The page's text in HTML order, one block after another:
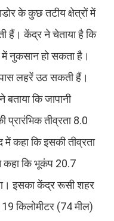
के कुछ तटीय क्षेत्रों में
हैं। केंद्र ने चेताया है कि
में नुकसान हो सकता है।
लहरें उठ सकती हैं।
कि जापानी
तीव्रता 8.0
में कहा कि इसकी तीव्रता
कहा कि भूकंप 20.7
इसका केंद्र रूसी शहर
किलोमीटर (74 मील)